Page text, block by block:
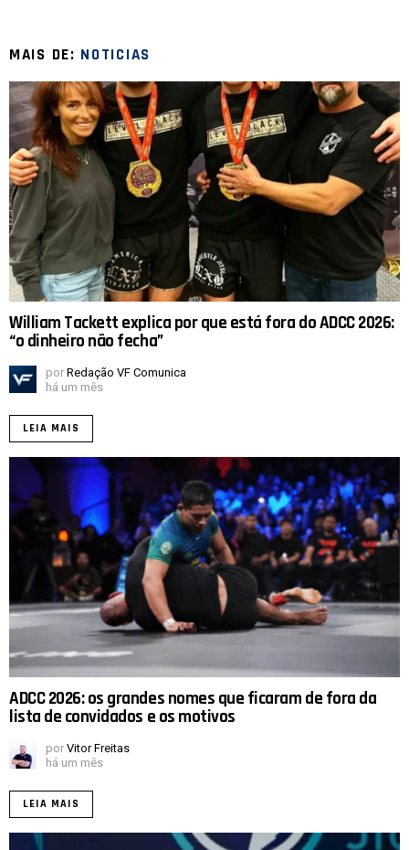
MAIS DE: NOTICIAS
William Tackett explica por que está fora do ADCC 2026:
“o dinheiro não fecha”
por Redação VF Comunica
há um mês
LEIA MAIS
ADCC 2026: os grandes nomes que ficaram de fora da
lista de convidados e os motivos
por Vitor Freitas
há um mês
LEIA MAIS